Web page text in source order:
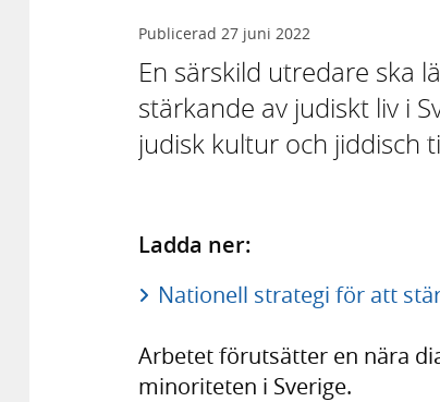
Publicerad 27 juni 2022
En särskild utredare ska
stärkande av judiskt liv i
judisk kultur och jiddisch
Ladda ner:
Nationell strategi för att
Arbetet förutsätter en nära
minoriteten i Sverige.